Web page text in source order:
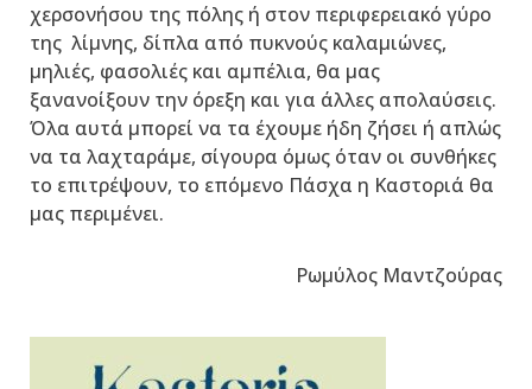
χερσονήσου της πόλης ή στον περιφερειακό γύρο
της λίμνης, δίπλα από πυκνούς καλαμιώνες,
μηλιές, φασολιές και αμπέλια, θα μας
ξανανοίξουν την όρεξη και για άλλες απολαύσεις.
Όλα αυτά μπορεί να τα έχουμε ήδη ζήσει ή απλώς
να τα λαχταράμε, σίγουρα όμως όταν οι συνθήκες
το επιτρέψουν, το επόμενο Πάσχα η Καστοριά θα
μας περιμένει.
Ρωμύλος Μαντζούρας